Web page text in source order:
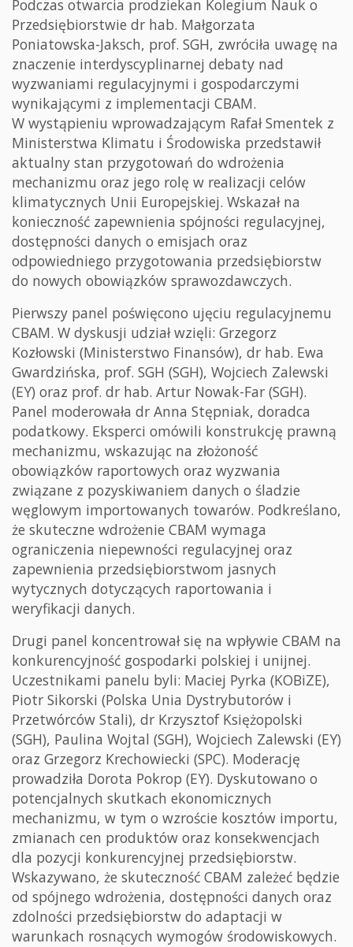
Podczas otwarcia prodziekan Kolegium Nauk o
Przedsiębiorstwie dr hab. Małgorzata
Poniatowska-Jaksch, prof. SGH, zwróciła uwagę na
znaczenie interdyscyplinarnej debaty nad
wyzwaniami regulacyjnymi i gospodarczymi
wynikającymi z implementacji CBAM.
W wystąpieniu wprowadzającym Rafał Smentek z
Ministerstwa Klimatu i Środowiska przedstawił
aktualny stan przygotowań do wdrożenia
mechanizmu oraz jego rolę w realizacji celów
klimatycznych Unii Europejskiej. Wskazał na
konieczność zapewnienia spójności regulacyjnej,
dostępności danych o emisjach oraz
odpowiedniego przygotowania przedsiębiorstw
do nowych obowiązków sprawozdawczych.
Pierwszy panel poświęcono ujęciu regulacyjnemu
CBAM. W dyskusji udział wzięli: Grzegorz
Kozłowski (Ministerstwo Finansów), dr hab. Ewa
Gwardzińska, prof. SGH (SGH), Wojciech Zalewski
(EY) oraz prof. dr hab. Artur Nowak-Far (SGH).
Panel moderowała dr Anna Stępniak, doradca
podatkowy. Eksperci omówili konstrukcję prawną
mechanizmu, wskazując na złożoność
obowiązków raportowych oraz wyzwania
związane z pozyskiwaniem danych o śladzie
węglowym importowanych towarów. Podkreślano,
że skuteczne wdrożenie CBAM wymaga
ograniczenia niepewności regulacyjnej oraz
zapewnienia przedsiębiorstwom jasnych
wytycznych dotyczących raportowania i
weryfikacji danych.
Drugi panel koncentrował się na wpływie CBAM na
konkurencyjność gospodarki polskiej i unijnej.
Uczestnikami panelu byli: Maciej Pyrka (KOBiZE),
Piotr Sikorski (Polska Unia Dystrybutorów i
Przetwórców Stali), dr Krzysztof Księżopolski
(SGH), Paulina Wojtal (SGH), Wojciech Zalewski (EY)
oraz Grzegorz Krechowiecki (SPC). Moderację
prowadziła Dorota Pokrop (EY). Dyskutowano o
potencjalnych skutkach ekonomicznych
mechanizmu, w tym o wzroście kosztów importu,
zmianach cen produktów oraz konsekwencjach
dla pozycji konkurencyjnej przedsiębiorstw.
Wskazywano, że skuteczność CBAM zależeć będzie
od spójnego wdrożenia, dostępności danych oraz
zdolności przedsiębiorstw do adaptacji w
warunkach rosnących wymogów środowiskowych.